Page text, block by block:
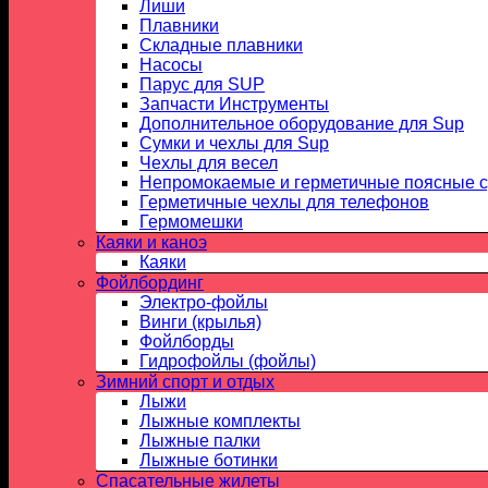
Лиши
Плавники
Складные плавники
Насосы
Парус для SUP
Запчасти Инструменты
Дополнительное оборудование для Sup
Сумки и чехлы для Sup
Чехлы для весел
Непромокаемые и герметичные поясные
Герметичные чехлы для телефонов
Гермомешки
Каяки и каноэ
Каяки
Фойлбординг
Электро-фойлы
Винги (крылья)
Фойлборды
Гидрофойлы (фойлы)
Зимний спорт и отдых
Лыжи
Лыжные комплекты
Лыжные палки
Лыжные ботинки
Спасательные жилеты